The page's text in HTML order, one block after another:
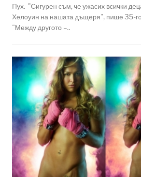
Пух. "Сигурен съм, че ужасих всички
Хелоуин на нашата дъщеря", пише 35-
"Между другото –..